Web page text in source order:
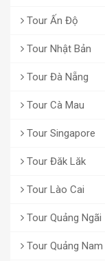
Tour Ấn Độ
Tour Nhật Bản
Tour Đà Nẵng
Tour Cà Mau
Tour Singapore
Tour Đăk Lăk
Tour Lào Cai
Tour Quảng Ngãi
Tour Quảng Nam